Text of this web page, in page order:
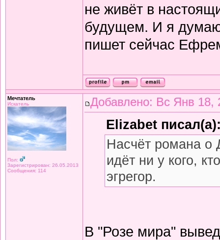
не живёт в
будущем. И я
пишет сейчас
Мечтатель
Искатель
Пол:
Зарегистрирован: 26.05.2013
Сообщения: 114
Добавлено: Вс Янв 18,
Elizabet
Насчёт романа о
идёт ни у кого,
эгрегор.
В "Розе мира"